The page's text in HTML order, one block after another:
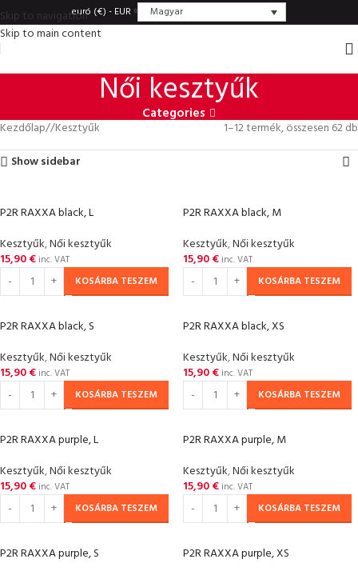
Skip to navigation
Skip to main content
euró (€) - EUR Magyar
Női kesztyűk
Categories
Kezdőlap/ Kesztyűk
1–12 termék, összesen 62 db
Show sidebar
P2R RAXXA black, L
Kesztyűk,Női kesztyűk
15,90€ inc. VAT
KOSÁRBA TESZEM
P2R RAXXA black, M
Kesztyűk,Női kesztyűk
15,90€ inc. VAT
KOSÁRBA TESZEM
P2R RAXXA black, S
Kesztyűk,Női kesztyűk
15,90€ inc. VAT
KOSÁRBA TESZEM
P2R RAXXA black, XS
Kesztyűk,Női kesztyűk
15,90€ inc. VAT
KOSÁRBA TESZEM
P2R RAXXA purple, L
Kesztyűk,Női kesztyűk
15,90€ inc. VAT
KOSÁRBA TESZEM
P2R RAXXA purple, M
Kesztyűk,Női kesztyűk
15,90€ inc. VAT
KOSÁRBA TESZEM
P2R RAXXA purple, S
P2R RAXXA purple, XS